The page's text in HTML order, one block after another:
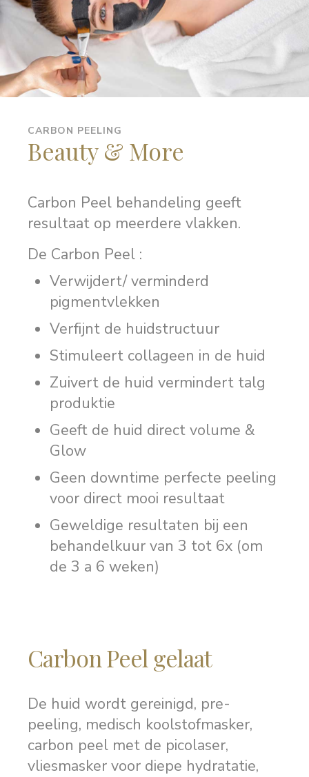
CARBON PEELING
Beauty & More
Carbon Peel behandeling geeft
resultaat op meerdere vlakken.
De Carbon Peel :
Verwijdert/ verminderd
pigmentvlekken
Verfijnt de huidstructuur
Stimuleert collageen in de huid
Zuivert de huid vermindert talg
produktie
Geeft de huid direct volume &
Glow
Geen downtime perfecte peeling
voor direct mooi resultaat
Geweldige resultaten bij een
behandelkuur van 3 tot 6x (om
de 3 a 6 weken)
Carbon Peel gelaat
De huid wordt gereinigd, pre-
peeling, medisch koolstofmasker,
carbon peel met de picolaser,
vliesmasker voor diepe hydratatie,